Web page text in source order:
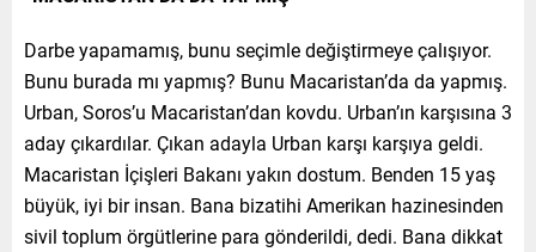
Darbe yapamamış, bunu seçimle değiştirmeye çalışıyor.
Bunu burada mı yapmış? Bunu Macaristan’da da yapmış.
Urban, Soros’u Macaristan’dan kovdu. Urban’ın karşısına 3
aday çıkardılar. Çıkan adayla Urban karşı karşıya geldi.
Macaristan İçişleri Bakanı yakın dostum. Benden 15 yaş
büyük, iyi bir insan. Bana bizatihi Amerikan hazinesinden
sivil toplum örgütlerine para gönderildi, dedi. Bana dikkat